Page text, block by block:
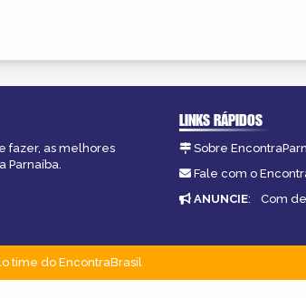
fazer, as melhores
Parnaíba.
LINKS RÁPIDOS
Sobre
Fale com o
ANUNCIE: Com
time do EncontraBrasil